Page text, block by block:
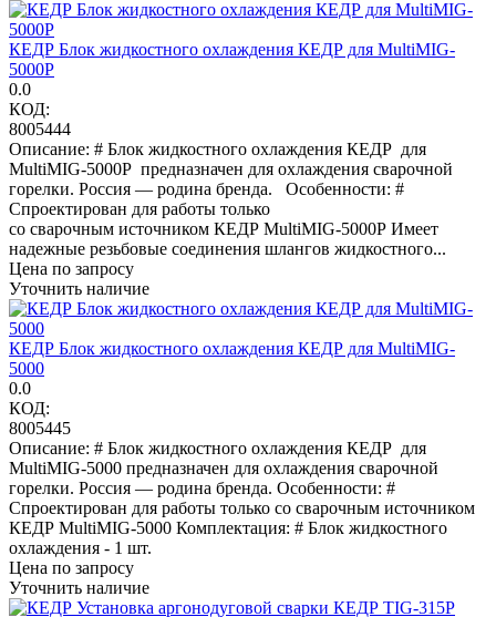
КЕДР Блок жидкостного охлаждения КЕДР для MultiMIG-
5000P
0.0
КОД:
8005444
Описание: # Блок жидкостного охлаждения КЕДР для
MultiMIG-5000P предназначен для охлаждения сварочной
горелки. Россия — родина бренда. Особенности: #
Спроектирован для работы только
со сварочным источником КЕДР MultiMIG-5000Р Имеет
надежные резьбовые соединения шлангов жидкостного...
Цена по запросу
Уточнить наличие
КЕДР Блок жидкостного охлаждения КЕДР для MultiMIG-
5000
0.0
КОД:
8005445
Описание: # Блок жидкостного охлаждения КЕДР для
MultiMIG-5000 предназначен для охлаждения сварочной
горелки. Россия — родина бренда. Особенности: #
Спроектирован для работы только со сварочным источником
КЕДР MultiMIG-5000 Комплектация: # Блок жидкостного
охлаждения - 1 шт.
Цена по запросу
Уточнить наличие